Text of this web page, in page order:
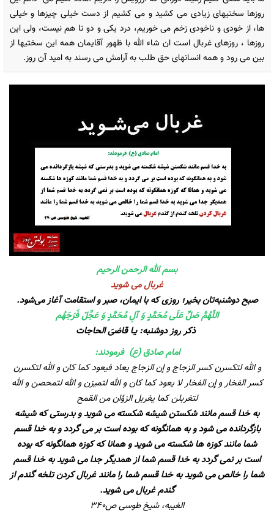
روزها سختیهای زیادی می کشید و می کشیم از دست خیلی چیزها و خیلی
ها، از خودی و ناخودی زخم می خوریم، درد یکی و دو تا هم نیست، ولی این
روزها ، روزهای غربال است ان شاء الله با ظهور آقایمان همه این سختیها از
بین می رود و همه انسانهای حق طلب به آرامش می رسند به امید آن روز.
بسم الله الرحمن الرحیم
غربال می شوید
️صبح دوشنبه‌تان بخیر؛ روزی که با ایمان، صبر و استقامت آغاز می‌شود.
اللّهُمَّ صَلِّ عَلَى مُحَمَّدٍ وَ آلِ مُحَمَّدٍ وَ عَجِّلْ فَرَجَهُم
ذکر روز دوشنبه: یـا قاضیَ الحاجات
امام صادق (ع) فرمودند:
و الله لتكسرن كسر الزجاج و إن الزجاج يعاد فيعود كما كان و الله لتكسرن
كسر الفخار و إن الفخار لا يعود كما كان و الله لتميزن و الله لتمحصن و الله
لتغربلن كما يغربل الزؤان من القمح
به خدا قسم مانند شكستن شیشه شكسته می شوید و بدرستی كه شیشه
بازگردانده می شود و به همانگونه كه بوده است بر می گردد و به خدا قسم
شما مانند كوزه ها شكسته می شوید و همانا كه كوزه همانگونه كه بوده
است بر نمی گردد به خدا قسم شما از همدیگر جدا می شوید به خدا قسم
شما را خالص می شوید به خدا قسم شما را مانند غربال كردن تلخه گندم از
گندم غربال می شوید.
الغیبه، شیخ طوسی ص۳۴۰